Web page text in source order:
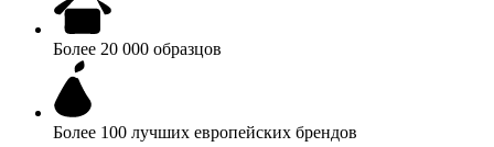
Более 20 000 образцов
Более 100 лучших европейских брендов